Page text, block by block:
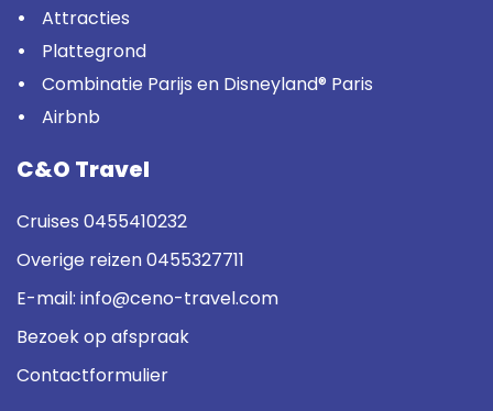
Attracties
Plattegrond
Combinatie Parijs en Disneyland® Paris
Airbnb
C&O Travel
Cruises 0455410232
Overige reizen0455327711
E-mail: info@ceno-travel.com
Bezoek op afspraak
Contactformulier